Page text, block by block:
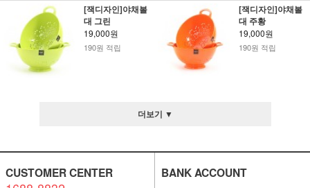
[잭디자인]야채볼
대 그린
19,000원
190원 적립
[잭디자인]야채볼
대 주황
19,000원
190원 적립
더보기 ▼
CUSTOMER CENTER BANK ACCOUNT